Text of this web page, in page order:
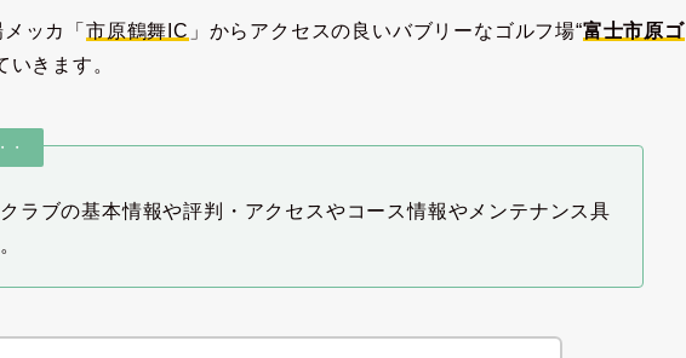
ッカ「 市原鶴舞IC 」からアクセスの良いバブリーなゴルフ場“富士市原ゴ
いきます。
・
ラブの基本情報や評判・アクセスやコース情報やメンテナンス具